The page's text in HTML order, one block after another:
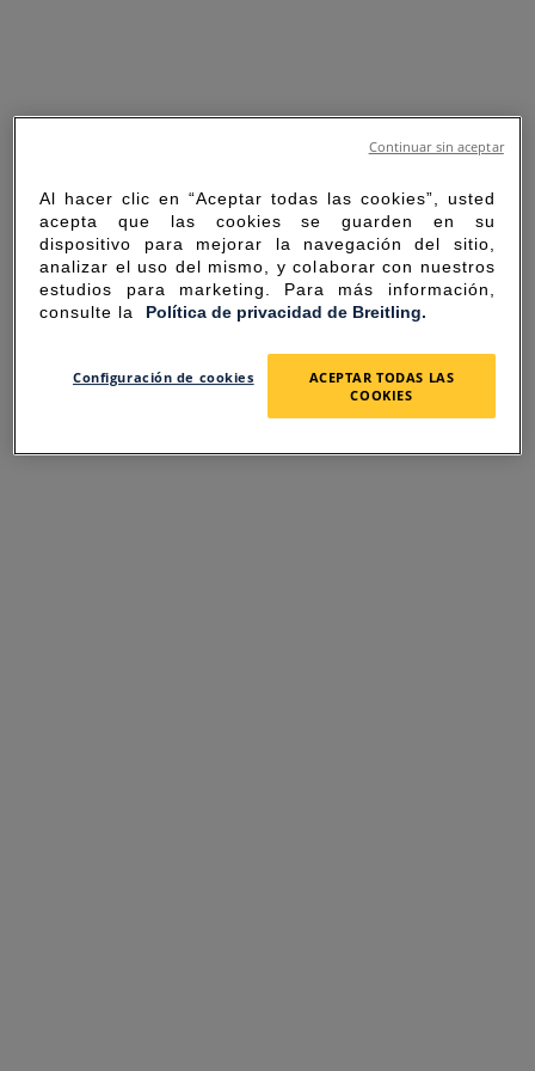
SORRY FOR THE
INCONVENIENCE
Al hacer clic en “Aceptar todas las cookies”, usted
acepta que las cookies se guarden en su
dispositivo para mejorar la navegación del sitio,
analizar el uso del mismo, y colaborar con nuestros
estudios para marketing. Para más información,
consulte la Política de privacidad de Breitling.
Configuración de cookies
ACEPTAR TODAS LAS
COOKIES
Continuar sin aceptar